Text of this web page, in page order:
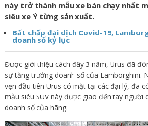
này trở thành mẫu xe bán chạy nhất
siêu xe Ý từng sản xuất.
Bất chấp đại dịch Covid-19,
doanh số kỷ lục
Được giới thiệu cách đây 3 năm, Urus đã
sự tăng trưởng doanh số của Lamborghini.
vẹn đầu tiên Urus có mặt tại các đại lý, đã
mẫu siêu SUV này được giao đến tay người
doanh số của hãng.